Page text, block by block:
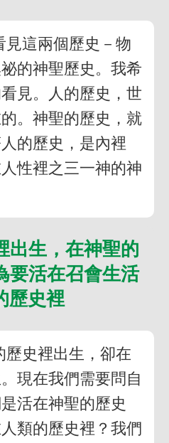
見這兩個歷史－物
的神聖歷史。我希
見。人的歷史，世
。神聖的歷史，就
的歷史，是內裡
性裡之三一神的神
出生，在神聖的
要活在召會生活
歷史裡
歷史裡出生，卻在
現在我們需要問自
活在神聖的歷史
類的歷史裡？我們